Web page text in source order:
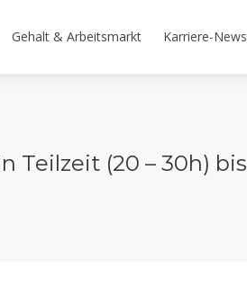
Gehalt & Arbeitsmarkt Karriere-News
Teilzeit (20 – 30h) bis